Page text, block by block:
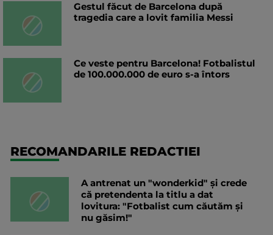
Gestul făcut de Barcelona după
tragedia care a lovit familia Messi
Ce veste pentru Barcelona! Fotbalistul
de 100.000.000 de euro s-a întors
RECOMANDARILE REDACTIEI
A antrenat un "wonderkid" și crede
că pretendenta la titlu a dat
lovitura: "Fotbalist cum căutăm și
nu găsim!"